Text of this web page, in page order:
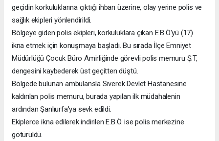
geçidin korkuluklarına çıktığı ihbarı üzerine, olay yerine polis ve
sağlık ekipleri yönlendirildi.
Bölgeye giden polis ekipleri, korkuluklara çıkan E.B.Ö'yü (17)
ikna etmek için konuşmaya başladı. Bu sırada İlçe Emniyet
Müdürlüğü Çocuk Büro Amirliğinde görevli polis memuru Ş.T,
dengesini kaybederek üst geçitten düştü.
Bölgede bulunan ambulansla Siverek Devlet Hastanesine
kaldırılan polis memuru, burada yapılan ilk müdahalenin
ardından Şanlıurfa'ya sevk edildi.
Ekiplerce ikna edilerek indirilen E.B.Ö. ise polis merkezine
götürüldü.